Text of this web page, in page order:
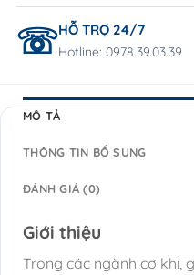
HỖ TRỢ 24/7
Hotline: 0978.39.03.39
MÔ TẢ
THÔNG TIN BỔ SUNG
ĐÁNH GIÁ (0)
Giới thiệu
Trong các ngành cơ khí,